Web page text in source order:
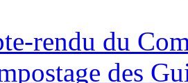
rendu du
des